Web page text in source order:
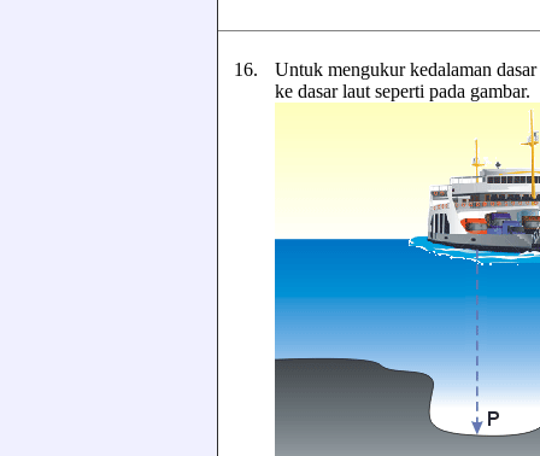
16.
Untuk mengukur kedalaman
ke dasar laut seperti pada gambar.